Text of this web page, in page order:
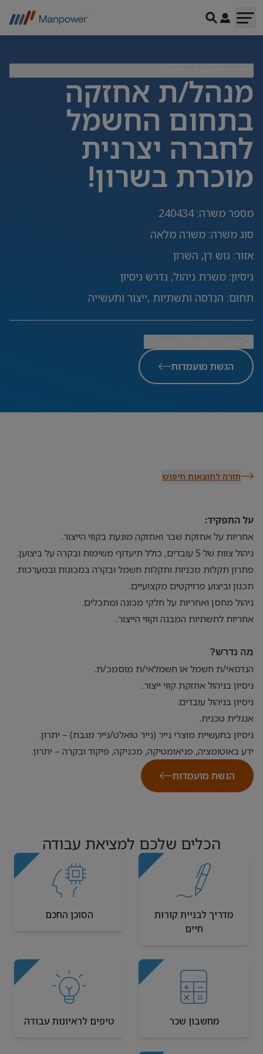
מנהל/ת אחזקה
בתחום החשמל
לחברה יצרנית
מוכרת בשרון!
מספר משרה:
240434
סוג משרה: משרה מלאה
אזור: גוש דן, השרון
ניסיון: משרת ניהול, נדרש ניסיון
תחום: הנדסה ותשתיות ,ייצור ותעשייה
הגשת מועמדות
חזרה לתוצאות חיפוש
על התפקיד:
אחריות על אחזקת שבר ואחזקה מונעת בקווי הייצור.
ניהול צוות של 5 עובדים, כולל תיעדוף משימות ובקרה על ביצוען.
פתרון תקלות מכניות ותקלות חשמל ובקרה במכונות ובמערכות.
תכנון וביצוע פרויקטים מקצועיים.
ניהול מחסן ואחריות על חלקי מכונה ומתכלים.
אחריות לתשתיות המבנה וקווי הייצור.
מה נדרש?
הנדסאי/ת חשמל או חשמלאי/ת מוסמכ/ת.
ניסיון בניהול אחזקת קווי ייצור.
ניסיון בניהול עובדים.
אנגלית טכנית.
ניסיון בתעשיית מוצרי נייר (נייר טואלט/נייר מגבת) – יתרון.
ידע באוטומציה, פניאומטיקה, מכניקה, פיקוד ובקרה – יתרון.
הגשת מועמדות
הכלים שלכם למציאת עבודה
מדריך לבניית קורות
חיים
הסוכן החכם
מחשבון שכר טיפים לראיונות עבודה